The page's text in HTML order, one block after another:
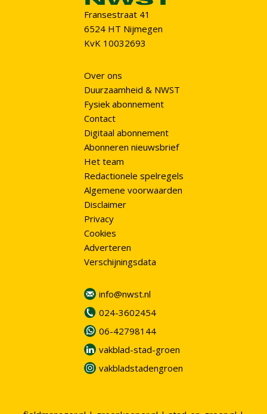
Fransestraat 41
6524 HT Nijmegen
KvK 10032693
Over ons
Duurzaamheid & NWST
Fysiek abonnement
Contact
Digitaal abonnement
Abonneren nieuwsbrief
Het team
Redactionele spelregels
Algemene voorwaarden
Disclaimer
Privacy
Cookies
Adverteren
Verschijningsdata
info@nwst.nl
024-3602454
06-42798144
vakblad-stad-groen
vakbladstadengroen